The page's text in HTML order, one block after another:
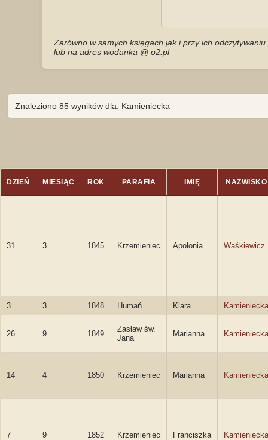
Zarówno w samych księgach jak i przy ich
lub na adres wodanka @ o2.pl
Znaleziono 85 wyników dla: Kamieniecka
DZIEŃ MIESIĄC ROK PARAFIA IMIĘ NAZWISKO
31 3 1845 Krzemieniec Apolonia Waśkiewicz
3 3 1848 Humań Klara Kamieniecka
26 9 1849
Zasław św.
Jana
Marianna Kamieniecka
14 4 1850 Krzemieniec Marianna Kamieniecka
7 9 1852 Krzemieniec Franciszka Kamieniecka